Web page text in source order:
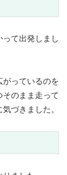
て出発しまし
がっているのを
そのまま走って
づきました。